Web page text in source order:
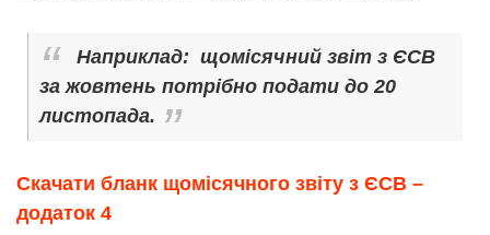
Наприклад: щомісячний звіт з ЄСВ
за жовтень потрібно подати до 20
листопада.
Скачати бланк щомісячного звіту з ЄСВ –
додаток 4